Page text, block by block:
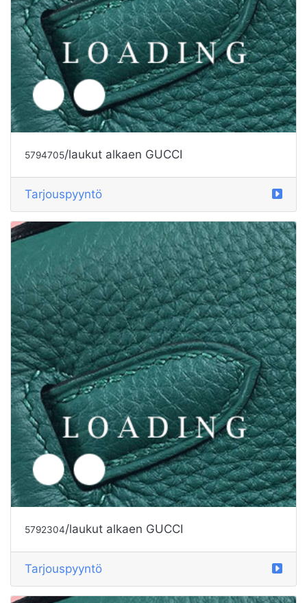
5792304/laukut alkaen GUCCI
Tarjouspyyntö
5792303/laukut alkaen GUCCI
Tarjouspyyntö